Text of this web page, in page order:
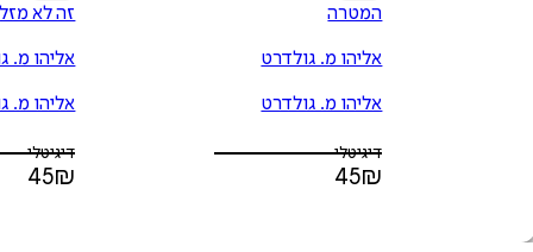
המטרה
אליהו מ. גולדרט
אליהו מ. גולדרט
דיגיטלי
45₪
זה לא מזל
אליהו מ.
אליהו מ.
דיגיטלי
45₪